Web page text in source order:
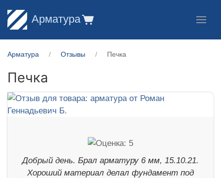
Арматура
Арматура Отзывы Печка
Печка
Добрый день. Брал арматуру 6 мм, 15.10.21.
Хороший материал делал фундамент под